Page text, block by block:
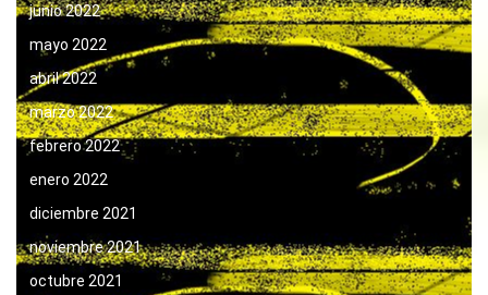
junio 2022
mayo 2022
abril 2022
marzo 2022
febrero 2022
enero 2022
diciembre 2021
noviembre 2021
octubre 2021